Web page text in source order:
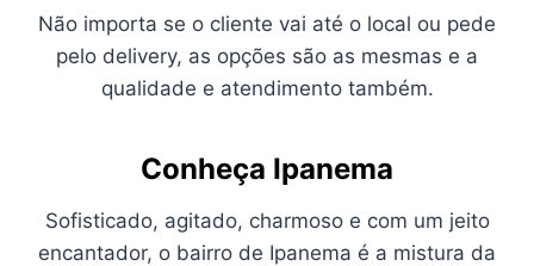
Não importa se o cliente vai até o local ou pede
pelo delivery, as opções são as mesmas e a
qualidade e atendimento também.
Conheça Ipanema
Sofisticado, agitado, charmoso e com um jeito
encantador, o bairro de Ipanema é a mistura da